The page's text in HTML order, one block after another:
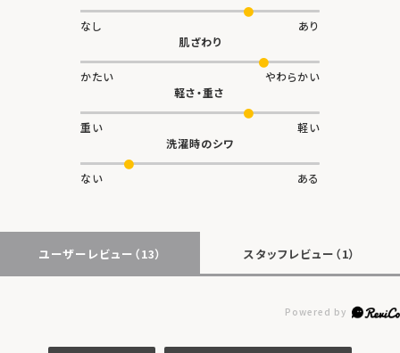
なし
あり
肌ざわり
かたい
やわらかい
軽さ・重さ
重い
軽い
洗濯時のシワ
ない ある
ユーザーレビュー （13） スタッフレビュー （1）